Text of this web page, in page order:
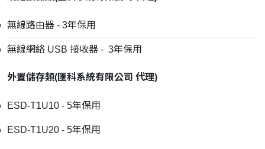
無線路由器 - 3年保用
無線網絡 USB 接收器 - 3年保用
外置儲存類(匯科系統有限公司 代理)
ESD-T1U10 - 5年保用
ESD-T1U20 - 5年保用